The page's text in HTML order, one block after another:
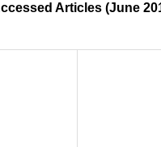
Articles (June